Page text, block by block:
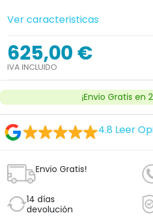
Ver caracteristicas
625,00 €
IVA INCLUIDO
¡Envio Gratis en
4.8 Leer
Envio Gratis!
14 días
devolución